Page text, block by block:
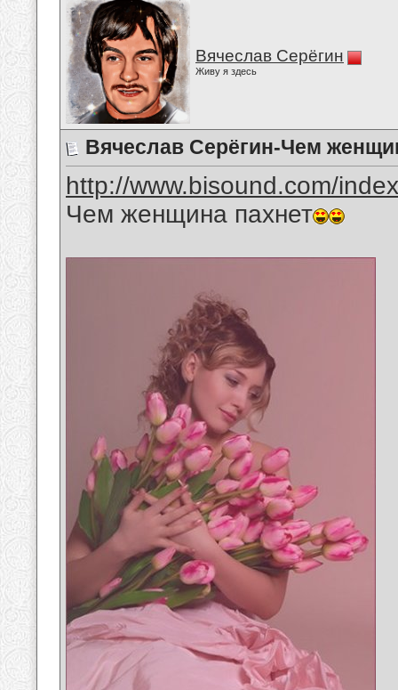
Вячеслав Серёгин
Живу я здесь
Вячеслав Серёгин-Чем
http://www.bisound.com/
Чем женщина пахнет